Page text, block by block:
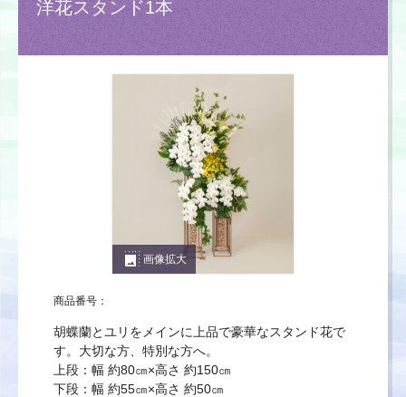
洋花スタンド1本
photo_size_select_large 画像拡大
商品番号：
胡蝶蘭とユリをメインに上品で豪華なスタンド花で
す。大切な方、特別な方へ。
上段：幅 約80㎝×高さ 約150㎝
下段：幅 約55㎝×高さ 約50㎝